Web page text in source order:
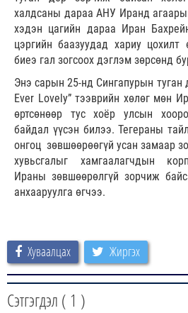
халдсаны дараа АНУ Иранд
хэдэн цагийн дараа Иран
цэргийн баазуудад хариу
биеэ гал зогсоох дэглэм зөрсөнд
Энэ сарын 25-нд Сингапурын туган
Ever Lovely” тээврийн хөлөг мөн
өртсөнөөр тус хоёр улсын
байдал үүсэн билээ. Тегераны
онгоц зөвшөөрөөгүй усан замаар
хувьсгалыг хамгаалагчдын
Ираны зөвшөөрөлгүй зорчиж
анхааруулга өгчээ.
Хуваалцах Жиргэх
Сэтгэгдэл ( 1 )